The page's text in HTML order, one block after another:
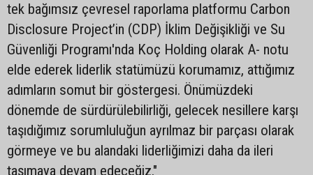
tek bağımsız çevresel raporlama platformu Carbon
Disclosure Project’in (CDP) İklim Değişikliği ve Su
Güvenliği Programı'nda Koç Holding olarak A- notu
elde ederek liderlik statümüzü korumamız, attığımız
adımların somut bir göstergesi. Önümüzdeki
dönemde de sürdürülebilirliği, gelecek nesillere karşı
taşıdığımız sorumluluğun ayrılmaz bir parçası olarak
görmeye ve bu alandaki liderliğimizi daha da ileri
taşımaya devam edeceğiz."